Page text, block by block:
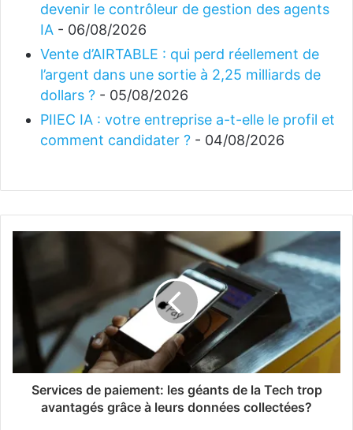
devenir le contrôleur de gestion des agents
IA - 06/08/2026
Vente d’AIRTABLE : qui perd réellement de
l’argent dans une sortie à 2,25 milliards de
dollars ? - 05/08/2026
PIIEC IA : votre entreprise a-t-elle le profil et
comment candidater ? - 04/08/2026
Services de paiement: les géants de la Tech trop
avantagés grâce à leurs données collectées?